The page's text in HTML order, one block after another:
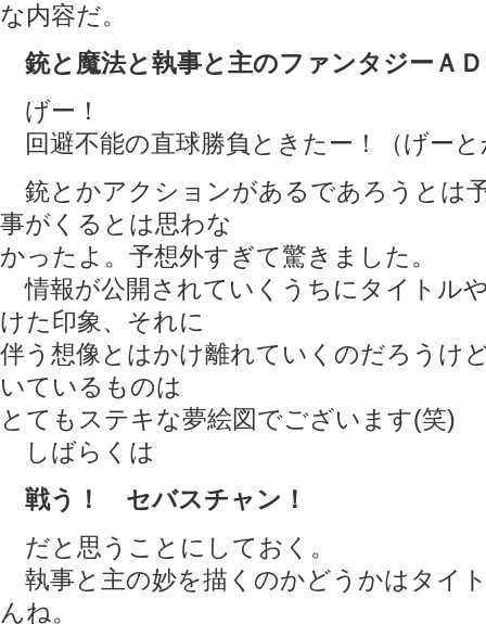
な内容だ。
銃と魔法と執事と主のファンタジーＡ
げー！
回避不能の直球勝負ときたー！（げー
銃とかアクションがあるであろうとは
事がくるとは思わな
かったよ。予想外すぎて驚きました。
情報が公開されていくうちにタイトル
けた印象、それに
伴う想像とはかけ離れていくのだろうけ
いているものは
とてもステキな夢絵図でございます(笑)
しばらくは
戦う！ セバスチャン！
だと思うことにしておく。
執事と主の妙を描くのかどうかはタイ
んね。